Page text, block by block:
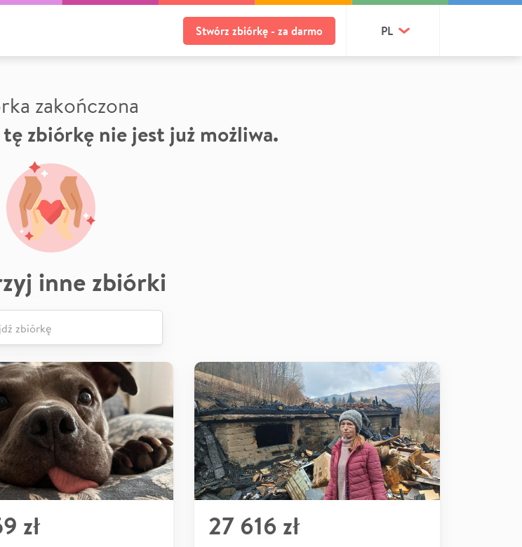
Stwórz zbiórkę - za darmo PL
zakończona
zbiórkę nie jest już możliwa.
inne zbiórki
zł 27 616 zł